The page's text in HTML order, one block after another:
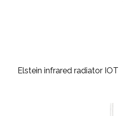
Elstein infrared radiator IOT